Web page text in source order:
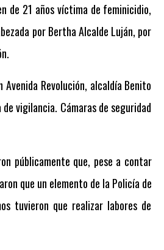
de 21 años víctima de feminicidio,
por Bertha Alcalde Luján, por
Revolución, alcaldía Benito
vigilancia. Cámaras de seguridad
públicamente que, pese a contar
que un elemento de la Policía de
tuvieron que realizar labores de